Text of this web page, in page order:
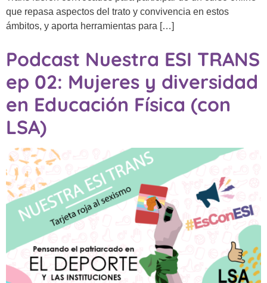
que repasa aspectos del trato y convivencia en estos
ámbitos, y aporta herramientas para […]
Podcast Nuestra ESI TRANS
ep 02: Mujeres y diversidad
en Educación Física (con
LSA)